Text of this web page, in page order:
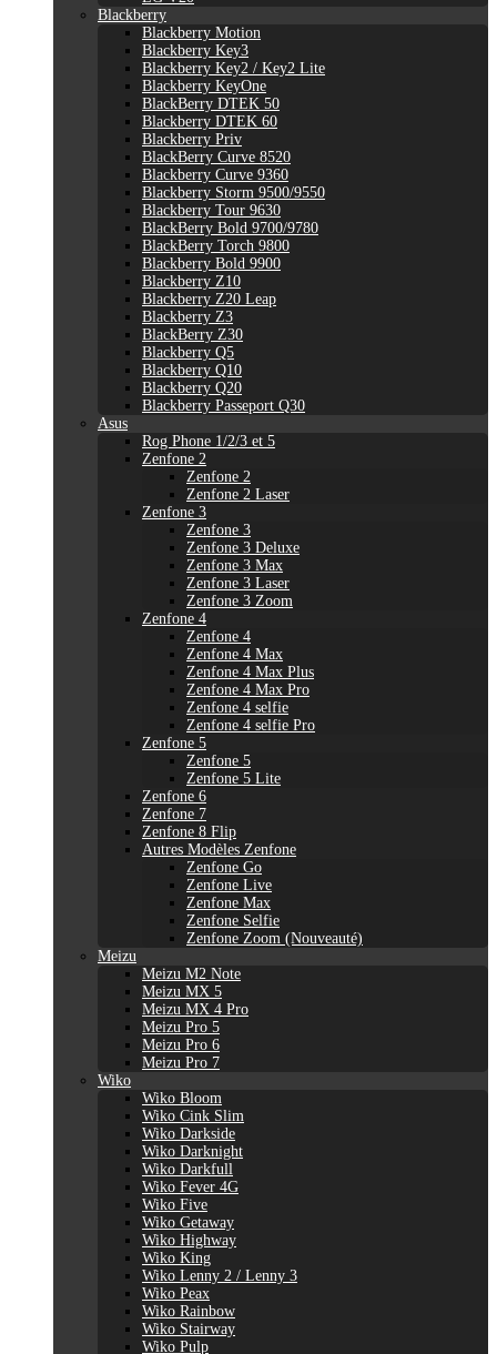
Blackberry
Blackberry Motion
Blackberry Key3
Blackberry Key2 / Key2 Lite
Blackberry KeyOne
BlackBerry DTEK 50
Blackberry DTEK 60
Blackberry Priv
BlackBerry Curve 8520
Blackberry Curve 9360
Blackberry Storm 9500/9550
Blackberry Tour 9630
BlackBerry Bold 9700/9780
BlackBerry Torch 9800
Blackberry Bold 9900
Blackberry Z10
Blackberry Z20 Leap
Blackberry Z3
BlackBerry Z30
Blackberry Q5
Blackberry Q10
Blackberry Q20
Blackberry Passeport Q30
Asus
Rog Phone 1/2/3 et 5
Zenfone 2
Zenfone 2
Zenfone 2 Laser
Zenfone 3
Zenfone 3
Zenfone 3 Deluxe
Zenfone 3 Max
Zenfone 3 Laser
Zenfone 3 Zoom
Zenfone 4
Zenfone 4
Zenfone 4 Max
Zenfone 4 Max Plus
Zenfone 4 Max Pro
Zenfone 4 selfie
Zenfone 4 selfie Pro
Zenfone 5
Zenfone 5
Zenfone 5 Lite
Zenfone 6
Zenfone 7
Zenfone 8 Flip
Autres Modèles Zenfone
Zenfone Go
Zenfone Live
Zenfone Max
Zenfone Selfie
Zenfone Zoom (Nouveauté)
Meizu
Meizu M2 Note
Meizu MX 5
Meizu MX 4 Pro
Meizu Pro 5
Meizu Pro 6
Meizu Pro 7
Wiko
Wiko Bloom
Wiko Cink Slim
Wiko Darkside
Wiko Darknight
Wiko Darkfull
Wiko Fever 4G
Wiko Five
Wiko Getaway
Wiko Highway
Wiko King
Wiko Lenny 2 / Lenny 3
Wiko Peax
Wiko Rainbow
Wiko Stairway
Wiko Pulp